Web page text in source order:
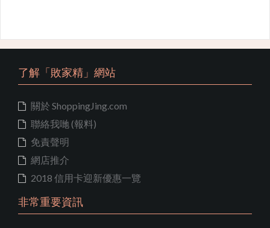
了解「敗家精」網站
關於 ShoppingJing.com
聯絡我哋 (報料)
免責聲明
網店推介
2018 信用卡迎新優惠一覽
非常重要資訊